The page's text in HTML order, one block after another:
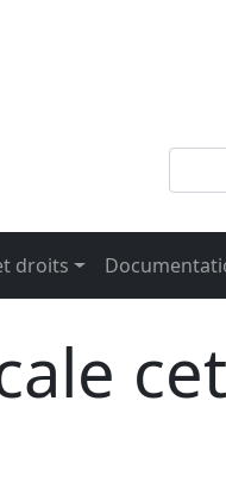
droits
cet